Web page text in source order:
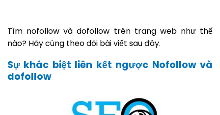
Tìm nofollow và dofollow trên trang web như thế
nào? Hãy cùng theo dõi bài viết sau đây.
Sự khác biệt liên kết ngược Nofollow và
dofollow